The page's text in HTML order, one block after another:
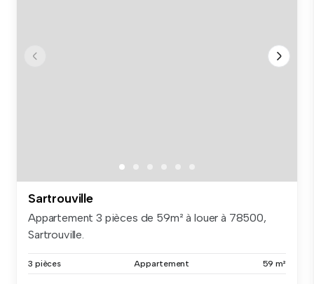
Sartrouville
Appartement 3 pièces de 59m² à louer à 78500,
Sartrouville.
3 pièces Appartement 59 m²